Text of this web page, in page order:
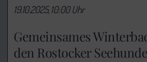
Gemeinsames
den Rostocker
19.10.2025, 10:00 Uhr